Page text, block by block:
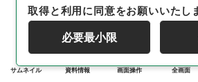
サムネイル 資料情報 画面操作 全画面
取得と利用に同意をお願いいたし
必要最小限